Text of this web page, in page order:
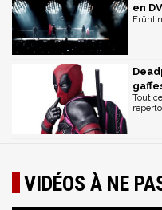
en
Tout
VIDÉOS À NE